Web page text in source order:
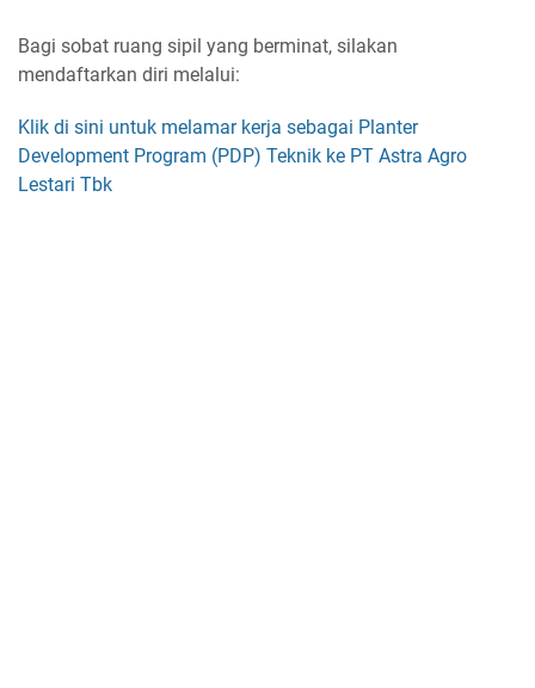
Bagi sobat ruang sipil yang berminat, silakan
mendaftarkan diri melalui:
Klik di sini untuk melamar kerja sebagai Planter
Development Program (PDP) Teknik ke PT Astra Agro
Lestari Tbk